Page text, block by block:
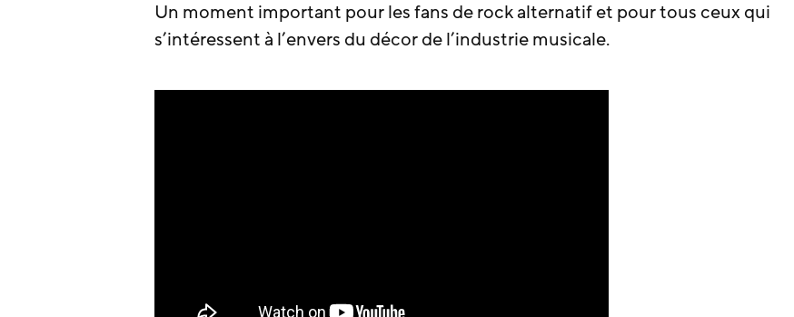
Un moment important pour les fans de rock alternatif et pour tous ceux qui
s’intéressent à l’envers du décor de l’industrie musicale.